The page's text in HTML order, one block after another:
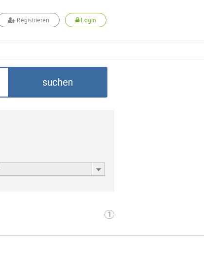
Registrieren Login
suchen
1